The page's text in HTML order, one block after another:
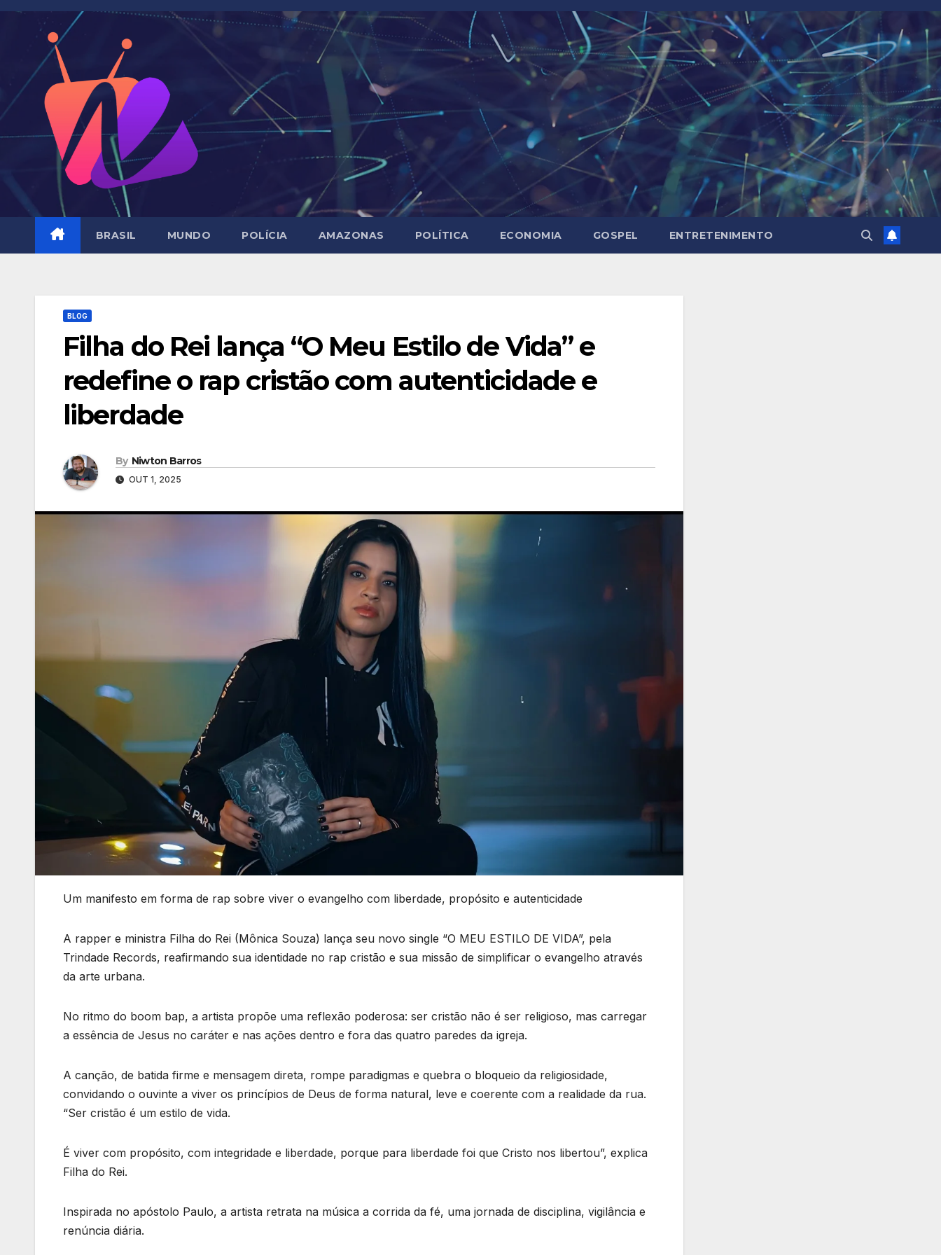
Skip
BRASIL MUNDO POLÍCIA AMAZONAS POLÍTICA ECONOMIA GOSPEL ENTRETENIMENTO
BLOG
Filha do Rei lança “O Meu Estilo de Vida” e
redefine o rap cristão com autenticidade e
liberdade
By Niwton Barros
OUT 1, 2025
Um manifesto em forma de rap sobre viver o evangelho com liberdade, propósito e autenticidade
A rapper e ministra Filha do Rei (Mônica Souza) lança seu novo single “O MEU ESTILO DE VIDA”, pela
Trindade Records, reafirmando sua identidade no rap cristão e sua missão de simplificar o evangelho através
da arte urbana.
No ritmo do boom bap, a artista propõe uma reflexão poderosa: ser cristão não é ser religioso, mas carregar
a essência de Jesus no caráter e nas ações dentro e fora das quatro paredes da igreja.
A canção, de batida firme e mensagem direta, rompe paradigmas e quebra o bloqueio da religiosidade,
convidando o ouvinte a viver os princípios de Deus de forma natural, leve e coerente com a realidade da rua.
“Ser cristão é um estilo de vida.
É viver com propósito, com integridade e liberdade, porque para liberdade foi que Cristo nos libertou”, explica
Filha do Rei.
Inspirada no apóstolo Paulo, a artista retrata na música a corrida da fé, uma jornada de disciplina, vigilância e
renúncia diária.